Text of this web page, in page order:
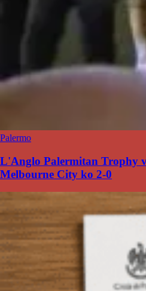
Palermo
L'Anglo Palermitan Trophy
Melbourne City ko 2-0